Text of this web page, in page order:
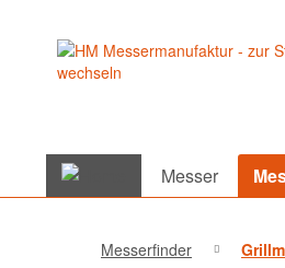
Messer
Messerfinder